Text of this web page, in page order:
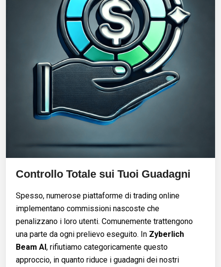
Controllo Totale sui Tuoi Guadagni
Spesso, numerose piattaforme di trading online
implementano commissioni nascoste che
penalizzano i loro utenti. Comunemente trattengono
una parte da ogni prelievo eseguito. In Zyberlich
Beam AI, rifiutiamo categoricamente questo
approccio, in quanto riduce i guadagni dei nostri